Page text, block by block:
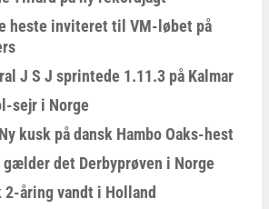
heste inviteret til VM-løbet på
J S J sprintede 1.11.3 på Kalmar
sejr i Norge
kusk på dansk Hambo Oaks-hest
gælder det Derbyprøven i Norge
2-åring vandt i Holland